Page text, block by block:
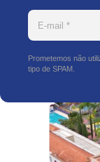
Prometemos não
tipo de SPAM.